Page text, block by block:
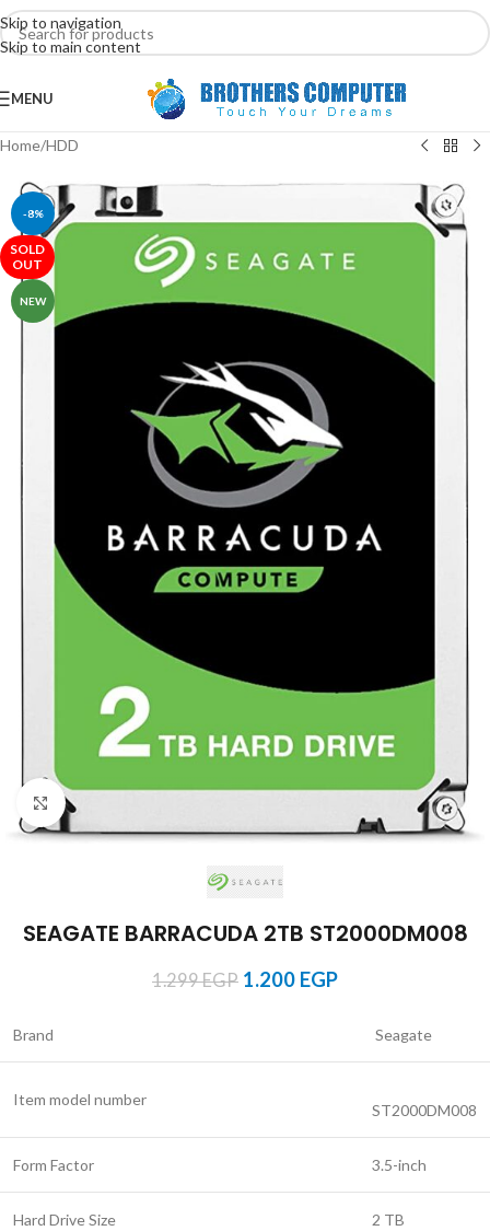
Skip to navigation
Skip to main content
MENU
Home/HDD
-8%
SOLD
OUT
NEW
Click to enlarge
SEAGATE BARRACUDA 2TB ‎ST2000DM008
1.299EGP 1.200 EGP
Brand ‎ Seagate
Item model number
ST2000DM008
Form Factor ‎3.5-inch
Hard Drive Size ‎2 TB